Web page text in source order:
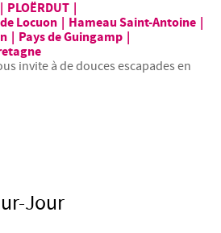
PLOËRDUT
Locuon
Hameau Saint-Antoine
Pays de Guingamp
invite à de douces escapades en
Jour